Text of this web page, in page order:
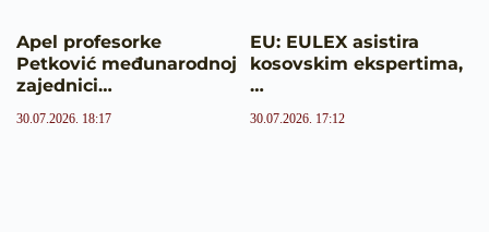
Apel profesorke
Petković međunarodnoj
zajednici…
30.07.2026. 18:17
EU: EULEX asistira
kosovskim ekspertima,
…
30.07.2026. 17:12